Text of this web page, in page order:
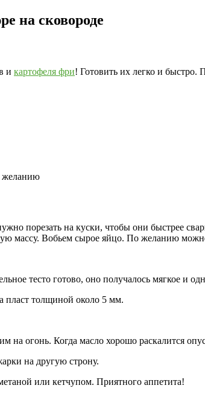
на сковороде
и картофеля фри! Готовить их легко и быстро.
желанию
порезать на куски, чтобы они быстрее
массу. Вобьем сырое яйцо. По желанию
тесто готово, оно получалось мягкое и
пласт толщиной около 5 мм.
на огонь. Когда масло хорошо раскалится
на другую строну.
или кетчупом. Приятного аппетита!